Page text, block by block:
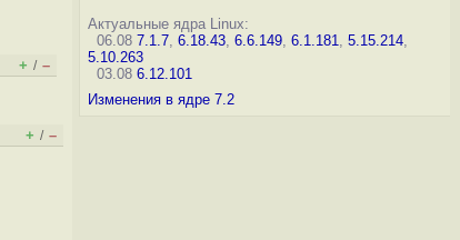
+ / –
+ / –
Актуальные ядра Linux:
06.08 7.1.7, 6.18.43, 6.6.149, 6.1.181, 5.15.214,
5.10.263
03.08 6.12.101
Изменения в ядре 7.2